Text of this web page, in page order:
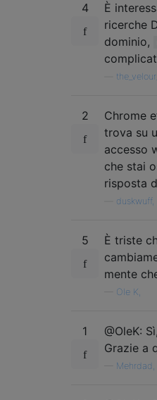
1542
1543     if
1544
1546
1548     if
1549       ttl =
1551     //
1552     //
1553     //
1556
4
È
ricerche
dominio,
2
Chrome
trova su
accesso
che stai
risposta
duskwuff,
5
È triste
mente
Ole K,
1
@OleK:
Grazie a
Mehrdad,